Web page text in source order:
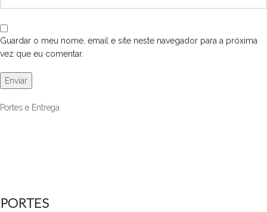
Guardar o meu nome, email e site neste navegador para a próxima
vez que eu comentar.
Portes e Entrega
PORTES